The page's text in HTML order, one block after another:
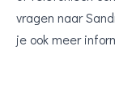
vragen naar
je ook meer